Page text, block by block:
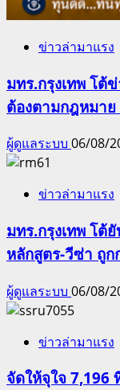
ข่าวล่ามาแรง
มทร.กรุงเทพ โต้
ต้องตามกฎหมาย
ผู้ดูแลระบบ 06/08/
ข่าวล่ามาแรง
มทร.กรุงเทพ โต้
หลักสูตร-วีซ่า ถู
ผู้ดูแลระบบ 06/08/
ข่าวล่ามาแรง
จัดให้จุใจ 7,196